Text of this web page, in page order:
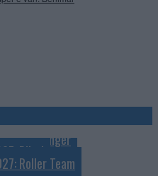
Knaus
Mobilvetta
Challenger
Pössl
Roller Team